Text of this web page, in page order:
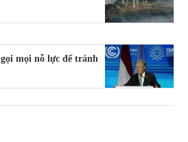
mọi nỗ lực để tránh